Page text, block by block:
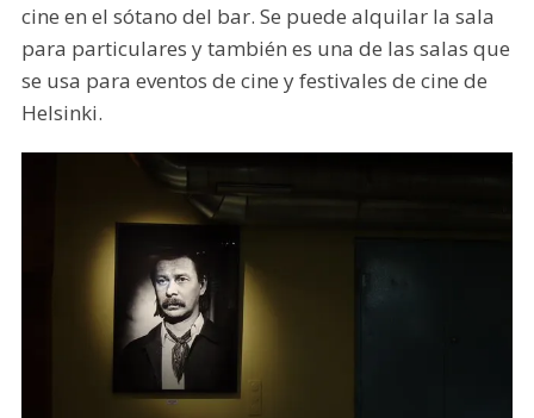
cine en el sótano del bar. Se puede alquilar la sala
para particulares y también es una de las salas que
se usa para eventos de cine y festivales de cine de
Helsinki.